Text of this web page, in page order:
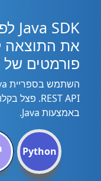
את התוצאה
פורמטים של
באמצעות Java.
Python